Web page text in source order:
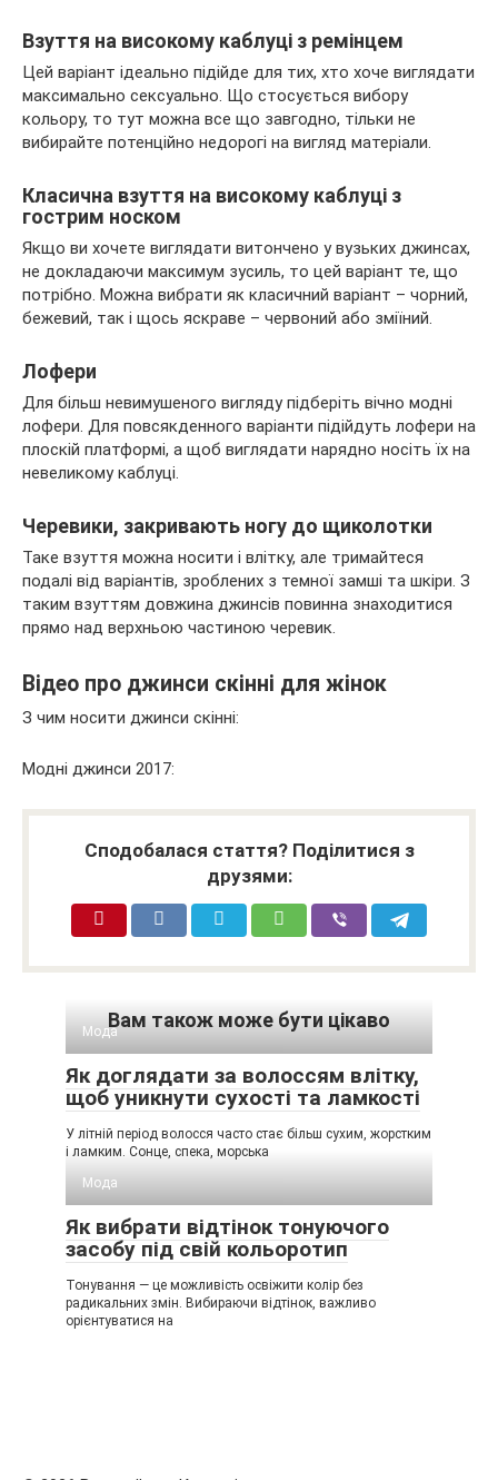
Взуття на високому каблуці з ремінцем
Цей варіант ідеально підійде для тих, хто хоче виглядати
максимально сексуально. Що стосується вибору
кольору, то тут можна все що завгодно, тільки не
вибирайте потенційно недорогі на вигляд матеріали.
Класична взуття на високому каблуці з
гострим носком
Якщо ви хочете виглядати витончено у вузьких джинсах,
не докладаючи максимум зусиль, то цей варіант те, що
потрібно. Можна вибрати як класичний варіант – чорний,
бежевий, так і щось яскраве – червоний або зміїний.
Лофери
Для більш невимушеного вигляду підберіть вічно модні
лофери. Для повсякденного варіанти підійдуть лофери на
плоскій платформі, а щоб виглядати нарядно носіть їх на
невеликому каблуці.
Черевики, закривають ногу до щиколотки
Таке взуття можна носити і влітку, але тримайтеся
подалі від варіантів, зроблених з темної замші та шкіри. З
таким взуттям довжина джинсів повинна знаходитися
прямо над верхньою частиною черевик.
Відео про джинси скінні для жінок
З чим носити джинси скінні:
Модні джинси 2017:
Сподобалася стаття? Поділитися з
друзями:
Вам також може бути цікаво
Мода
Як доглядати за волоссям влітку,
щоб уникнути сухості та ламкості
У літній період волосся часто стає більш сухим, жорстким
і ламким. Сонце, спека, морська
Мода
Як вибрати відтінок тонуючого
засобу під свій кольоротип
Тонування — це можливість освіжити колір без
радикальних змін. Вибираючи відтінок, важливо
орієнтуватися на